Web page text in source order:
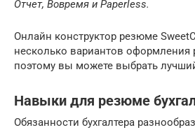
Отчет, Вовремя и Paperless.
Онлайн конструктор резюме
несколько вариантов оформления
поэтому вы можете выбрать
Навыки для резюме
Обязанности бухгалтера